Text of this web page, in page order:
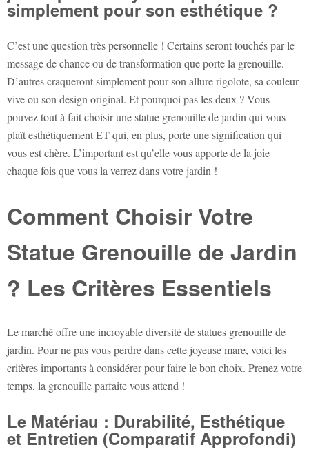
simplement pour son esthétique ?
C’est une question très personnelle ! Certains seront touchés par le
message de chance ou de transformation que porte la grenouille.
D’autres craqueront simplement pour son allure rigolote, sa couleur
vive ou son design original. Et pourquoi pas les deux ? Vous
pouvez tout à fait choisir unestatue grenouille de jardin qui vous
plaît esthétiquement ET qui, en plus, porte une signification qui
vous est chère. L’important est qu’elle vous apporte de la joie
chaque fois que vous la verrez dans votre jardin !
Comment Choisir Votre
Statue Grenouille de Jardin
? Les Critères Essentiels
Le marché offre une incroyable diversité destatues grenouille de
jardin. Pour ne pas vous perdre dans cette joyeuse mare, voici les
critères importants à considérer pour faire le bon choix. Prenez votre
temps, la grenouille parfaite vous attend !
Le Matériau : Durabilité, Esthétique
et Entretien (Comparatif Approfondi)